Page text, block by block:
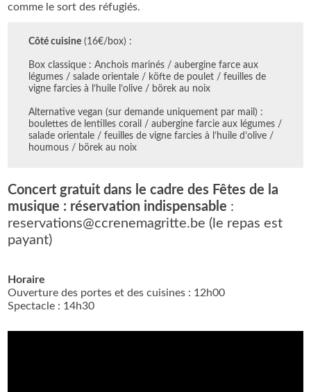
comme le sort des réfugiés.
Côté cuisine (16€/box) :
Box classique : Anchois marinés / aubergine farce aux
légumes / salade orientale / köfte de poulet / feuilles de
vigne farcies à l’huile l’olive / börek au noix
Alternative vegan (sur demande uniquement par mail) :
boulettes de lentilles corail / aubergine farcie aux légumes /
salade orientale / feuilles de vigne farcies à l’huile d’olive /
houmous / börek au noix
Concert gratuit dans le cadre des Fêtes de la
musique : réservation indispensable :
reservations@ccrenemagritte.be (le repas est
payant)
Horaire
Ouverture des portes et des cuisines : 12h00
Spectacle : 14h30